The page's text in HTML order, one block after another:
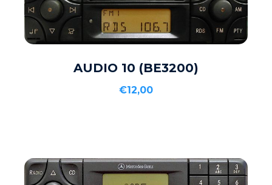
Į KREPŠELĮ
AUDIO 10 (BE3200)
€12,00